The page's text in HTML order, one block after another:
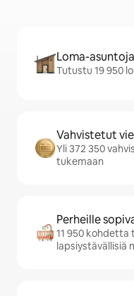
Loma-
Tutustu 19 950
Vahvistetut
Yli 372 350
tukemaan
Perheille
11 950 kohdetta
lapsiystävällisiä